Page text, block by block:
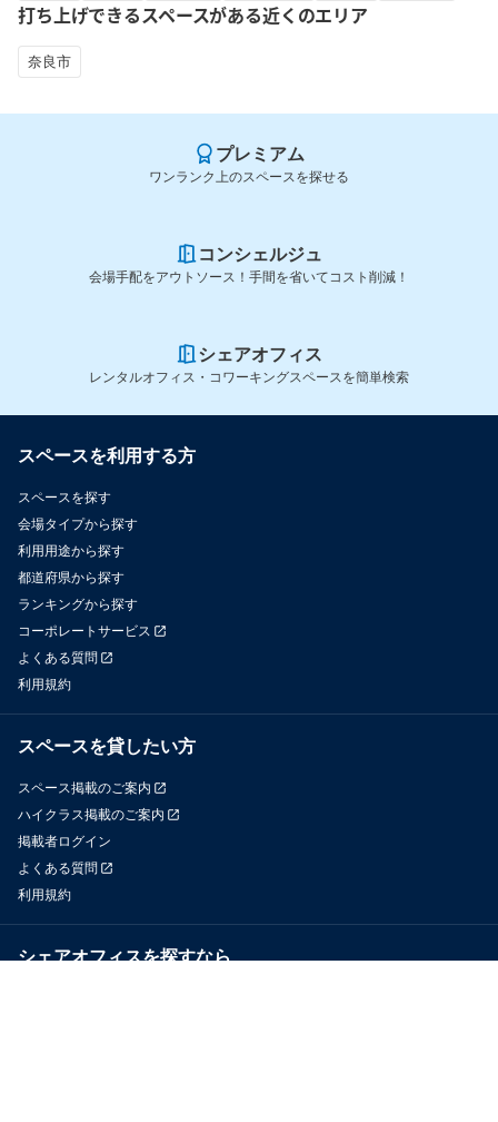
打ち上げできるスペースがある近くのエリア
奈良市
プレミアム
ワンランク上のスペースを探せる
コンシェルジュ
会場手配をアウトソース！手間を省いてコスト削減！
シェアオフィス
レンタルオフィス・コワーキングスペースを簡単検索
スペースを利用する方
スペースを探す
会場タイプから探す
利用用途から探す
都道府県から探す
ランキングから探す
コーポレートサービス
よくある質問
利用規約
スペースを貸したい方
スペース掲載のご案内
ハイクラス掲載のご案内
掲載者ログイン
よくある質問
利用規約
シェアオフィスを探すなら